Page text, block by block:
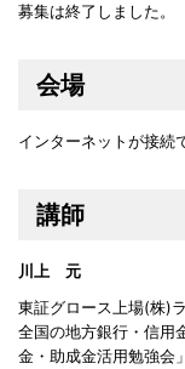
募集は終了しました。
会場
インターネットが接続
講師
川上 元
東証グロース上場(株)
全国の地方銀行・信用
金・助成金活用勉強会